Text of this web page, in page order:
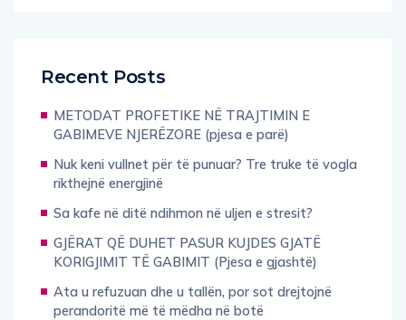
Recent Posts
METODAT PROFETIKE NË TRAJTIMIN E
GABIMEVE NJERËZORE (pjesa e parë)
Nuk keni vullnet për të punuar? Tre truke të vogla
rikthejnë energjinë
Sa kafe në ditë ndihmon në uljen e stresit?
GJËRAT QË DUHET PASUR KUJDES GJATË
KORIGJIMIT TË GABIMIT (Pjesa e gjashtë)
Ata u refuzuan dhe u tallën, por sot drejtojnë
perandoritë më të mëdha në botë